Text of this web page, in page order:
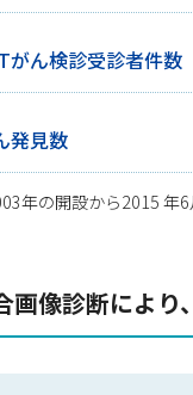
がん検診受診者件数
発見数
年の開設から2015 年6
画像診断により